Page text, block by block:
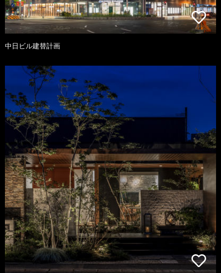
中日ビル建替計画